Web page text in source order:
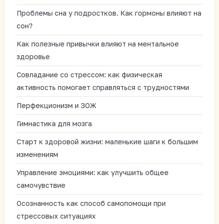
Проблемы сна у подростков. Как гормоны влияют на
сон?
Как полезные привычки влияют на ментальное
здоровье
Совладание со стрессом: как физическая
активность помогает справляться с трудностями
Перфекционизм и ЗОЖ
Гимнастика для мозга
Старт к здоровой жизни: маленькие шаги к большим
изменениям
Управление эмоциями: как улучшить общее
самочувствие
Осознанность как способ самопомощи при
стрессовых ситуациях